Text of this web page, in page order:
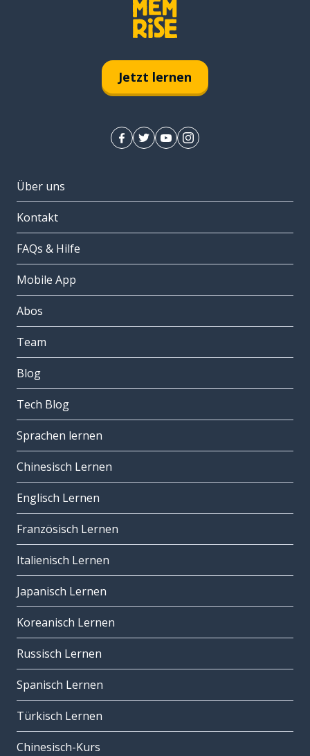
Jetzt lernen
Über uns
Kontakt
FAQs & Hilfe
Mobile App
Abos
Team
Blog
Tech Blog
Sprachen lernen
Chinesisch Lernen
Englisch Lernen
Französisch Lernen
Italienisch Lernen
Japanisch Lernen
Koreanisch Lernen
Russisch Lernen
Spanisch Lernen
Türkisch Lernen
Chinesisch-Kurs